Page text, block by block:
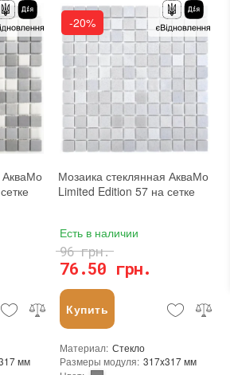
В интерьере, Для бани, Для бассейна, Для ванной комнаты и туалета, Для гостинной, Для душевой, Для кухни, Для спальни, Для фартука, Для фасада, Для хамама
: Украина
Назначение:
В интерьере, Для бани, Для бассейна, Для ванной комнаты и туалета, Для гостинной, Для душевой, Для кухни, Для спальни, Для фартука, Для фасада, Для хамама
Размеры чипа: 20x20 мм
Толщина чипа
4 мм
Площадь модуля
0,107 м²
Страна производителя Китай
Бренд
Stella di Mare
Тип поверхности: Матовая
АкваМо
мм
-20%
Мозаика стеклянная АкваМо
Limited Edition 57 на сетке
Есть в наличии
76.50 грн.
96 грн.
Купить
Материал: Стекло
Размеры модуля: 317x317 мм